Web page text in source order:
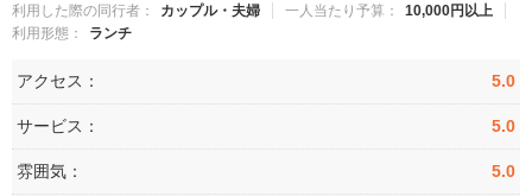
利用した際の同行者： カップル・夫婦 一人当たり予算：
10,000円以上
利用形態：
ランチ
アクセス： 5.0
サービス： 5.0
雰囲気： 5.0